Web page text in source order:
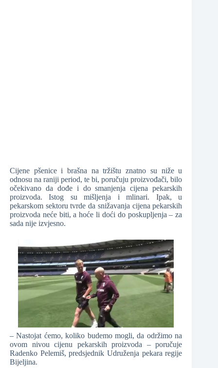
Cijene pšenice i brašna na tržištu znatno su niže u
odnosu na raniji period, te bi, poručuju proizvođači, bilo
očekivano da dođe i do smanjenja cijena pekarskih
proizvoda. Istog su mišljenja i mlinari. Ipak, u
pekarskom sektoru tvrde da snižavanja cijena pekarskih
proizvoda neće biti, a hoće li doći do poskupljenja – za
sada nije izvjesno.
– Nastojat ćemo, koliko budemo mogli, da održimo na
ovom nivou cijenu pekarskih proizvoda – poručuje
Radenko Pelemiš, predsjednik Udruženja pekara regije
Bijeljina.